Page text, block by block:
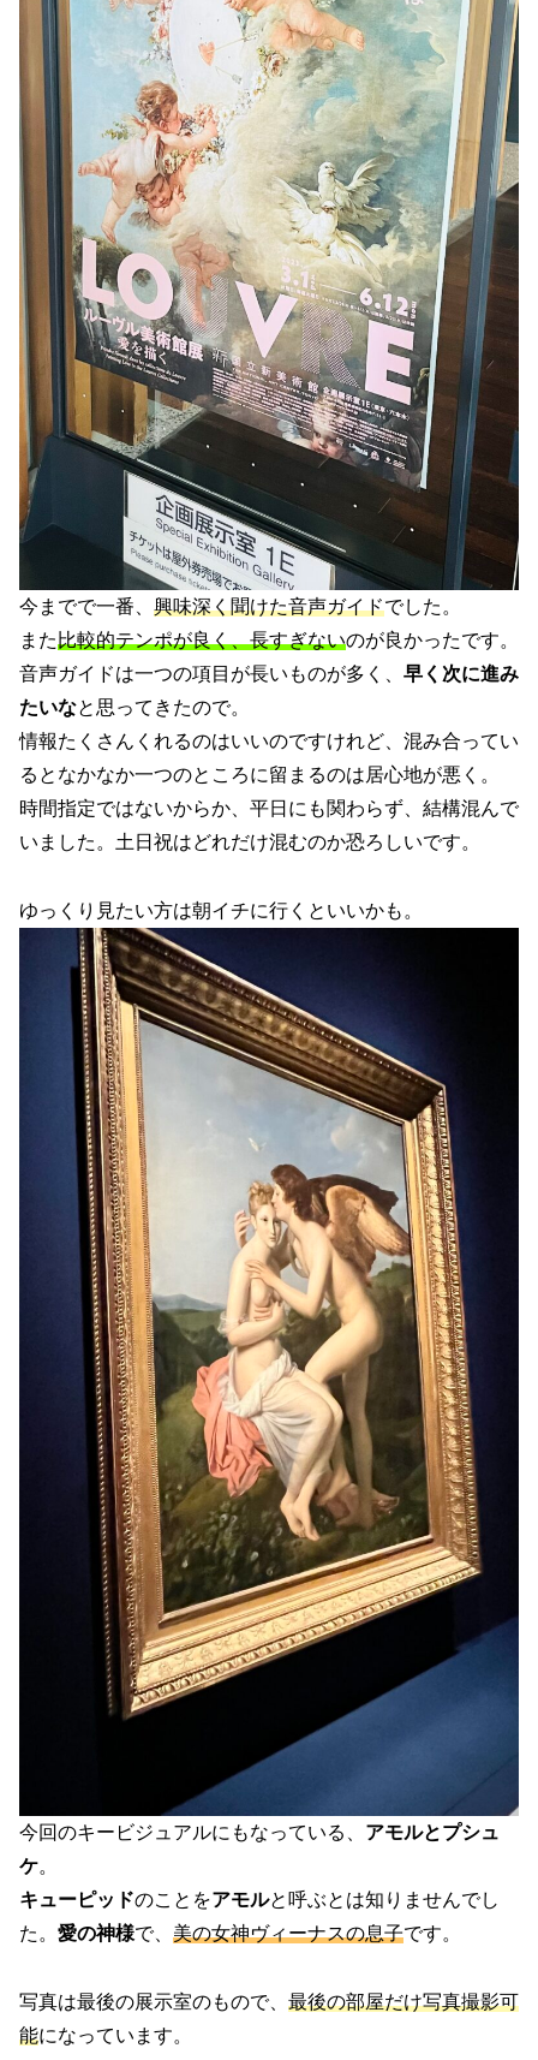
今までで一番、 興味深く聞けた音声ガイドでした。
また比較的テンポが良く、長すぎないのが良かったです。
音声ガイドは一つの項目が長いものが多く、 早く次に進み
たいなと思ってきたので。
情報たくさんくれるのはいいのですけれど、混み合ってい
るとなかなか一つのところに留まるのは居心地が悪く。
時間指定ではないからか、平日にも関わらず、結構混んで
いました。土日祝はどれだけ混むのか恐ろしいです。
ゆっくり見たい方は朝イチに行くといいかも。
今回のキービジュアルにもなっている、 アモルとプシュ
ケ。
キューピッドのことをアモルと呼ぶとは知りませんでし
た。 愛の神様で、 美の女神ヴィーナスの息子です。
写真は最後の展示室のもので、 最後の部屋だけ写真撮影可
能になっています。